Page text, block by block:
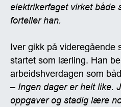
elektrikerfaget virket både
forteller han.
Iver gikk på videregående
startet som lærling. Han
arbeidshverdagen som
– Ingen dager er helt like.
oppgaver og stadig lære